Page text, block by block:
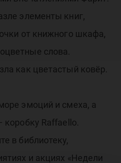
элементы книг,
от книжного шкафа,
слова.
как цветастый ковёр.
эмоций и смеха, а
коробку Raffaello.
в библиотеку,
и акциях «Недели